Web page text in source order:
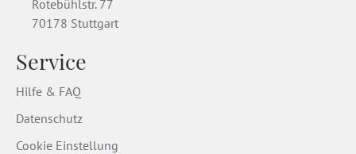
Rotebühlstr. 77
70178 Stuttgart
Service
Hilfe & FAQ
Datenschutz
Cookie Einstellung